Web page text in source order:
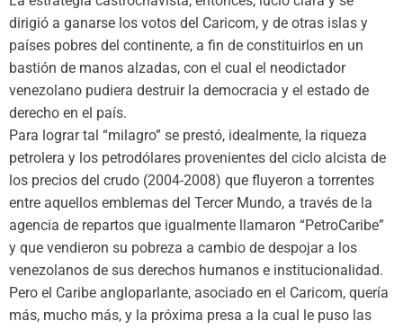
dirigió a ganarse los votos del Caricom, y de otras islas y
países pobres del continente, a fin de constituirlos en un
bastión de manos alzadas, con el cual el neodictador
venezolano pudiera destruir la democracia y el estado de
derecho en el país.
Para lograr tal “milagro” se prestó, idealmente, la riqueza
petrolera y los petrodólares provenientes del ciclo alcista de
los precios del crudo (2004-2008) que fluyeron a torrentes
entre aquellos emblemas del Tercer Mundo, a través de la
agencia de repartos que igualmente llamaron “PetroCaribe”
y que vendieron su pobreza a cambio de despojar a los
venezolanos de sus derechos humanos e institucionalidad.
Pero el Caribe angloparlante, asociado en el Caricom, quería
más, mucho más, y la próxima presa a la cual le puso las